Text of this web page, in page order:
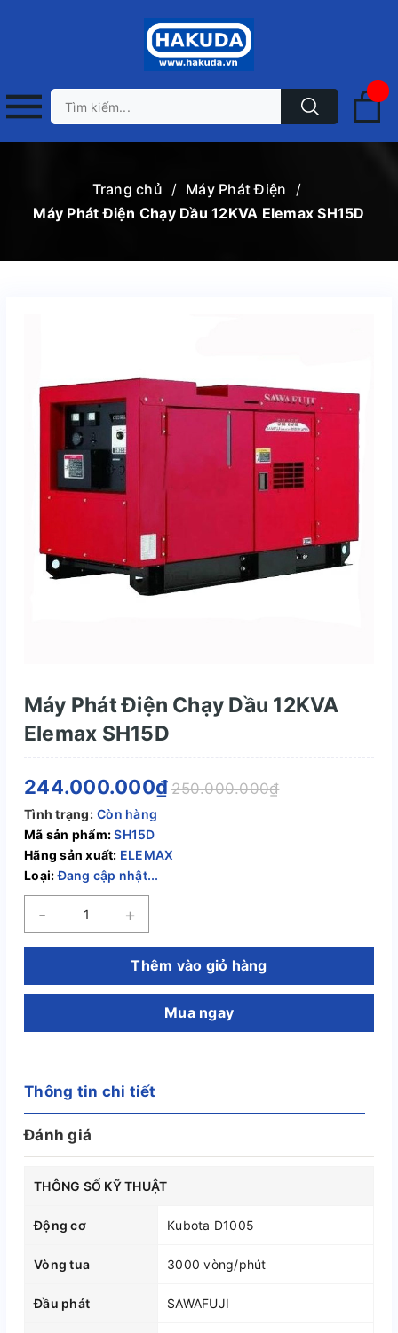
Trang chủ / Máy Phát Điện
/
Máy Phát Điện Chạy Dầu 12KVA Elemax SH15D
Máy Phát Điện Chạy Dầu 12KVA
Elemax SH15D
244.000.000₫ 250.000.000₫
Tình trạng: Còn hàng
Mã sản phẩm:SH15D
Hãng sản xuất: ELEMAX
Loại:Đang cập nhật...
- +
Thêm vào giỏ hàng
Mua ngay
Thông tin chi tiết
Đánh giá
THÔNG SỐ KỸ THUẬT
Động cơ Kubota D1005
Vòng tua 3000 vòng/phút
Đầu phát SAWAFUJI